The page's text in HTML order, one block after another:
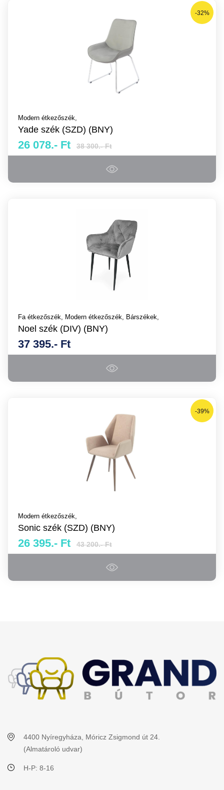
-32%
Modern étkezőszék,
Yade szék (SZD) (BNY)
26 078.- Ft 38 300.- Ft
Fa étkezőszék, Modern étkezőszék, Bárszékek,
Noel szék (DIV) (BNY)
37 395.- Ft
-39%
Modern étkezőszék,
Sonic szék (SZD) (BNY)
26 395.- Ft 43 200.- Ft
4400 Nyíregyháza, Móricz Zsigmond út 24.
(Almatároló udvar)
H-P: 8-16